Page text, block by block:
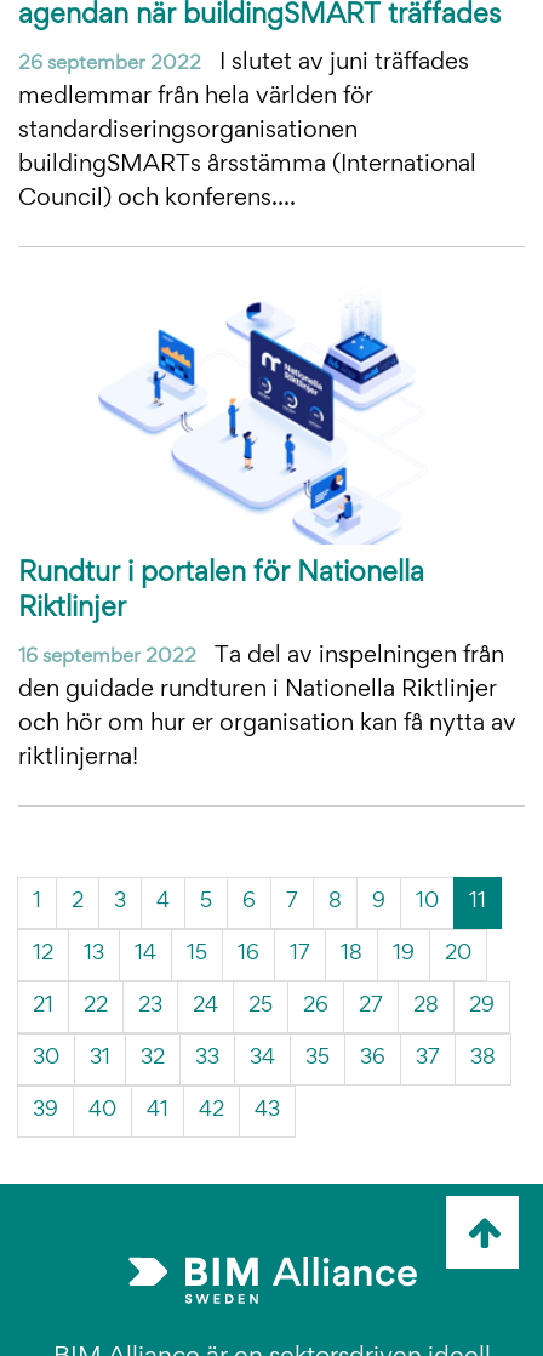
agendan när buildingSMART träffades
26 september 2022
I slutet av juni träffades
medlemmar från hela världen för
standardiseringsorganisationen
buildingSMARTs årsstämma (International
Council) och konferens....
Rundtur i portalen för Nationella
Riktlinjer
16 september 2022
Ta del av inspelningen från
den guidade rundturen i Nationella Riktlinjer
och hör om hur er organisation kan få nytta av
riktlinjerna!
2 3 4 5 6 7 8 9 10
sida)
12
13 14 15 16 17 18 19 20
21 22 23 24 25 26 27 28 29
30 31 32 33 34 35 36 37 38
39 40 41 42 43
mig